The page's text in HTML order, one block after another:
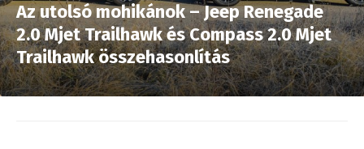
Az utolsó mohikánok – Jeep Renegade
2.0 Mjet Trailhawk és Compass 2.0 Mjet
Trailhawk összehasonlítás